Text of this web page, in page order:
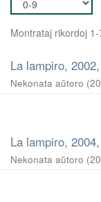
Montrataj rikordoj
La lampiro,
Nekonata aŭtoro (
La lampiro,
Nekonata aŭtoro (